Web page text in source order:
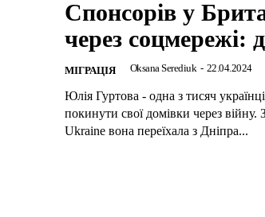
Спонсорів у
через соцмережі:
МІГРАЦІЯ Oksana Serediuk - 22.04.2024
Юлія Гуртова - одна з тисяч
покинути свої домівки через
Ukraine вона переїхала з Дніпра...